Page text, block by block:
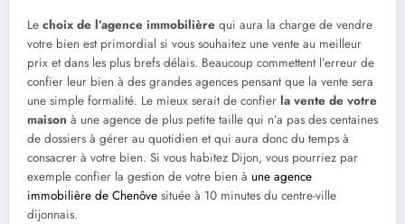
Le choix de l’agence immobilière qui aura la charge de vendre
votre bien est primordial si vous souhaitez une vente au meilleur
prix et dans les plus brefs délais. Beaucoup commettent l’erreur de
confier leur bien à des grandes agences pensant que la vente sera
une simple formalité. Le mieux serait de confier la vente de votre
maison à une agence de plus petite taille qui n’a pas des centaines
de dossiers à gérer au quotidien et qui aura donc du temps à
consacrer à votre bien. Si vous habitez Dijon, vous pourriez par
exemple confier la gestion de votre bien à une agence
immobilière de Chenôve située à 10 minutes du centre-ville
dijonnais.